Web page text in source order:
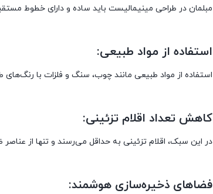
مبلمان در طراحی مینیمالیست باید ساده و دارای خطوط
استفاده از مواد طبیعی:
استفاده از مواد طبیعی مانند چوب، سنگ و فلزات با
کاهش تعداد اقلام تزئینی:
در این سبک، اقلام تزئینی به حداقل می‌رسند و تنها از
فضاهای ذخیره‌سازی هوشمند: